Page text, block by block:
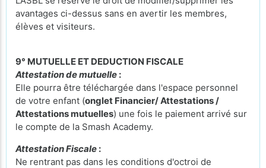
avantages ci-dessus sans en avertir les membres,
élèves et visiteurs.
9° MUTUELLE ET DEDUCTION FISCALE
Attestation de mutuelle :
Elle pourra être téléchargée dans l'espace personnel
de votre enfant (onglet Financier/ Attestations /
Attestations mutuelles) une fois le paiement arrivé sur
le compte de la Smash Academy.
Attestation Fiscale :
Ne rentrant pas dans les conditions d'octroi de